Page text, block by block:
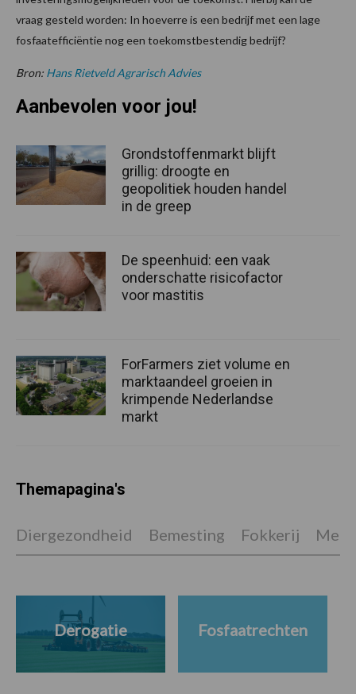
vraag gesteld worden: In hoeverre is een bedrijf met een lage
fosfaatefficiëntie nog een toekomstbestendig bedrijf?
Bron: Hans Rietveld Agrarisch Advies
Aanbevolen voor jou!
Grondstoffenmarkt blijft
grillig: droogte en
geopolitiek houden handel
in de greep
De speenhuid: een vaak
onderschatte risicofactor
voor mastitis
ForFarmers ziet volume en
marktaandeel groeien in
krimpende Nederlandse
markt
Themapagina's
Diergezondheid Bemesting Fokkerij
Derogatie Fosfaatrechten